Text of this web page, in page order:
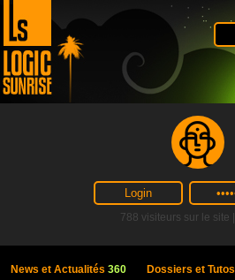
788 visiteurs sur le site |
News et Actualités 360 Dossiers et Tutos